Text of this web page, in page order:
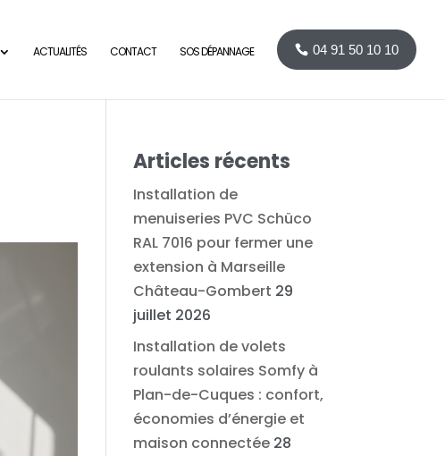
ACTUALITÉS CONTACT SOS DÉPANNAGE 04 91 50 10 10
Articles récents
Installation de
menuiseries PVC Schüco
RAL 7016 pour fermer une
extension à Marseille
Château-Gombert 29
juillet 2026
Installation de volets
roulants solaires Somfy à
Plan-de-Cuques : confort,
économies d’énergie et
maison connectée 28